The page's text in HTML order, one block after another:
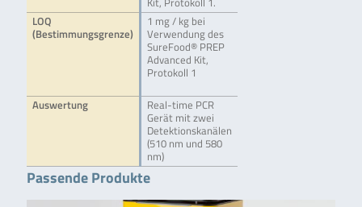
LOQ
(Bestimmungsgrenze)
1 mg / kg bei
Verwendung des
SureFood® PREP
Advanced Kit,
Protokoll 1
Auswertung
Real-time PCR
Gerät mit zwei
Detektionskanälen
(510 nm und 580
nm)
Passende Produkte